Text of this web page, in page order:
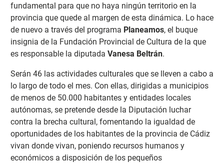
fundamental para que no haya ningún territorio en la
provincia que quede al margen de esta dinámica. Lo hace
de nuevo a través del programa Planeamos, el buque
insignia de la Fundación Provincial de Cultura de la que
es responsable la diputada Vanesa Beltrán.
Serán 46 las actividades culturales que se lleven a cabo a
lo largo de todo el mes. Con ellas, dirigidas a municipios
de menos de 50.000 habitantes y entidades locales
autónomas, se pretende desde la Diputación luchar
contra la brecha cultural, fomentando la igualdad de
oportunidades de los habitantes de la provincia de Cádiz
vivan donde vivan, poniendo recursos humanos y
económicos a disposición de los pequeños